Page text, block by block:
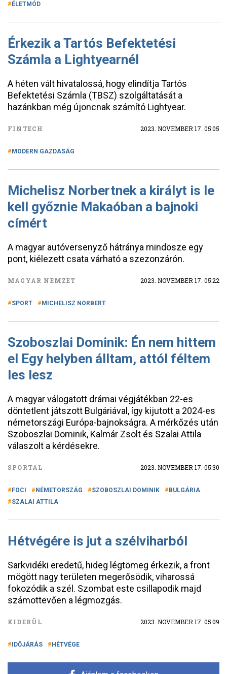
ÉLETMÓD
Érkezik a Tartós Befektetési
Számla a Lightyearnél
A héten vált hivatalossá, hogy elindítja Tartós
Befektetési Számla (TBSZ) szolgáltatását a
hazánkban még újoncnak számító Lightyear.
FINTECH 2023. NOVEMBER 17. 05:05
MODERN GAZDASÁG
Michelisz Norbertnek a királyt is le
kell győznie Makaóban a bajnoki
címért
A magyar autóversenyző hátránya mindösze egy
pont, kiélezett csata várható a szezonzárón.
MAGYAR NEMZET 2023. NOVEMBER 17. 05:22
SPORT MICHELISZ NORBERT
Szoboszlai Dominik: Én nem hittem
el Egy helyben álltam, attól féltem
les lesz
A magyar válogatott drámai végjátékban 22-es
döntetlent játszott Bulgáriával, így kijutott a 2024-es
németországi Európa-bajnokságra. A mérkőzés után
Szoboszlai Dominik, Kalmár Zsolt és Szalai Attila
válaszolt a kérdésekre.
SPORTAL 2023. NOVEMBER 17. 05:30
FOCI NÉMETORSZÁG SZOBOSZLAI DOMINIK
BULGÁRIA
SZALAI ATTILA
Hétvégére is jut a szélviharból
Sarkvidéki eredetű, hideg légtömeg érkezik, a front
mögött nagy területen megerősödik, viharossá
fokozódik a szél. Szombat este csillapodik majd
számottevően a légmozgás.
KIDERÜL 2023. NOVEMBER 17. 05:09
IDŐJÁRÁS HÉTVÉGE